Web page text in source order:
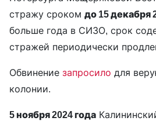
стражу сроком до 15 декабря
больше года в СИЗО, срок
стражей периодически
Обвинение запросило для
колонии.
5 ноября 2024 года